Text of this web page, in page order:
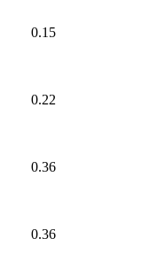
0.15
0.22
0.36
0.36